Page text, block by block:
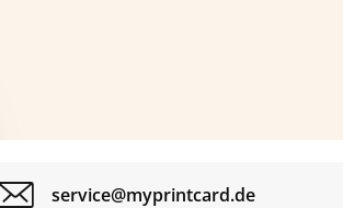
service@myprintcard.de